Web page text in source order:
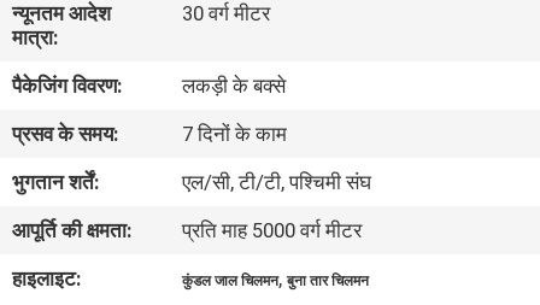
कारखाने
का
गुणवत्ता
नियंत्रण
न्यूनतम आदेश
मात्रा:
30 वर्ग मीटर
पैकेजिंग विवरण:
लकड़ी के बक्से
प्रसव के समय:
7 दिनों के काम
भुगतान शर्तें:
एल/सी, टी/टी, पश्चिमी संघ
आपूर्ति की क्षमता:
प्रति माह 5000 वर्ग मीटर
हाइलाइट:
कुंडल जाल चिलमन,बुना तार चिलमन